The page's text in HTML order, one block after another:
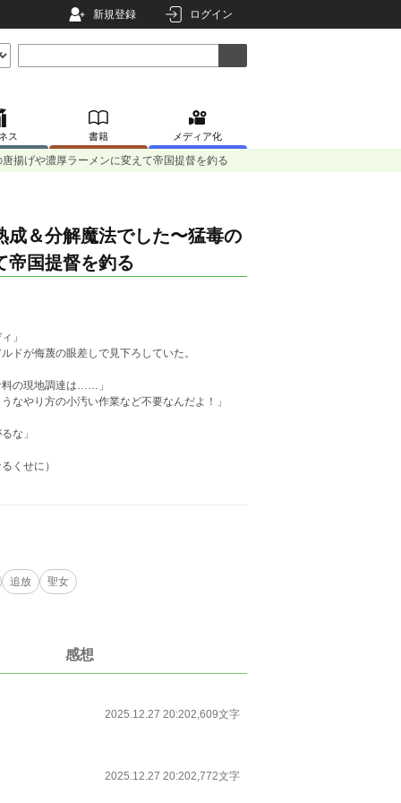
新規登録 ログイン
ス 書籍 メディア化
揚げや濃厚ラーメンに変えて帝国提督を釣る
成＆分解魔法でした〜猛毒の
帝国提督を釣る
」
ドが侮蔑の眼差しで見下ろしていた。
料の現地調達は……」
なやり方の小汚い作業など不要なんだよ！」
な」
くせに）
追放 聖女
感想
2025.12.27 20:202,609文字
2025.12.27 20:202,772文字